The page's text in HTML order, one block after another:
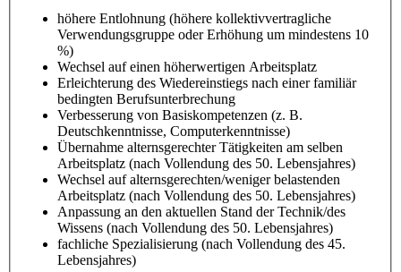
höhere Entlohnung (höhere kollektivvertragliche
Verwendungsgruppe oder Erhöhung um mindestens 10
%)
Wechsel auf einen höherwertigen Arbeitsplatz
Erleichterung des Wiedereinstiegs nach einer familiär
bedingten Berufsunterbrechung
Verbesserung von Basiskompetenzen (z. B.
Deutschkenntnisse, Computerkenntnisse)
Übernahme alternsgerechter Tätigkeiten am selben
Arbeitsplatz (nach Vollendung des 50. Lebensjahres)
Wechsel auf alternsgerechten/weniger belastenden
Arbeitsplatz (nach Vollendung des 50. Lebensjahres)
Anpassung an den aktuellen Stand der Technik/des
Wissens (nach Vollendung des 50. Lebensjahres)
fachliche Spezialisierung (nach Vollendung des 45.
Lebensjahres)